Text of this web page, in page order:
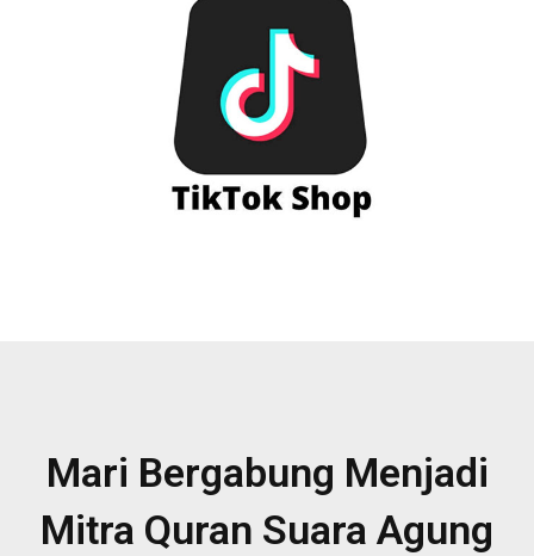
Mari Bergabung Menjadi
Mitra Quran Suara Agung